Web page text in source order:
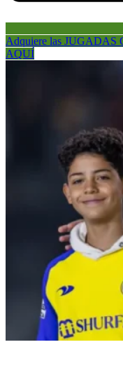
Adquiere las
AQUÍ